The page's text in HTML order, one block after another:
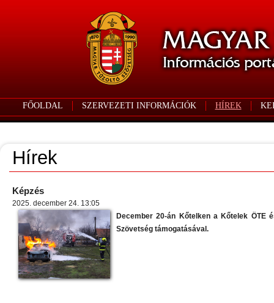
FŐOLDAL SZERVEZETI INFORMÁCIÓK HÍREK
Hírek
Képzés
2025. december 24. 13:05
December 20-án Kőtelken a Kőtelek ÖTE
Szövetség támogatásával.